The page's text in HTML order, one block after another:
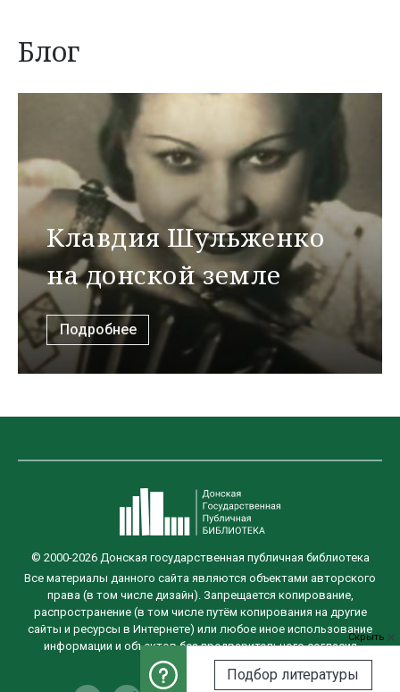
Блог
Клавдия Шульженко
на донской земле
Подробнее
Скрыть
Подбор литературы
© 2000-2026 Донская государственная публичная библиотека
Все материалы данного сайта являются объектами авторского
права (в том числе дизайн). Запрещается копирование,
распространение (в том числе путём копирования на другие
сайты и ресурсы в Интернете) или любое иное использование
информации и объектов без предварительного согласия
правообладателя.